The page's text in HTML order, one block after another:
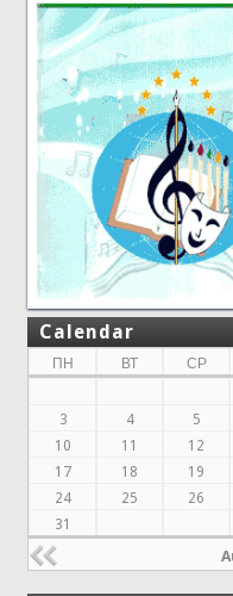
Calendar
ПН ВТ СР
3
4 5
10
11 12
17
18 19
24
25 26
31